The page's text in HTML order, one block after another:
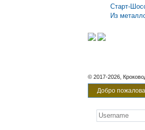
Старт-
Из
© 2017-2026,
Добро